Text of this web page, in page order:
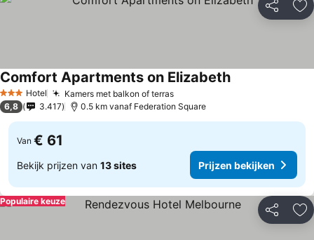
Delen
3 SterrenHotel Kamers met balkon of terras
Comfort Apartments on Elizabeth
6,8 3.417 0.5 km vanaf Federation Square
Van € 61
Bekijk prijzen van 13 sites Prijzen bekijken
Delen
Populaire keuze